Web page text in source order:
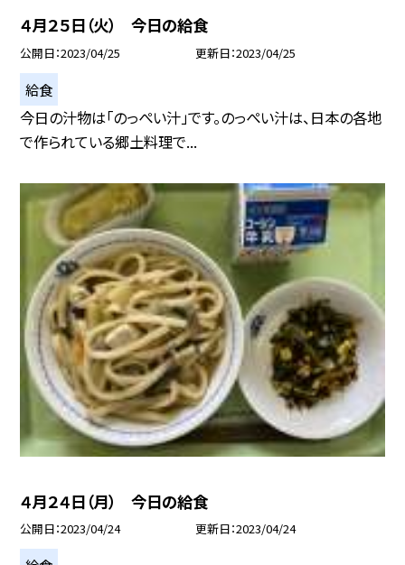
４月２５日（火） 今日の給食
公開日 2023/04/25 更新日 2023/04/25
給食
今日の汁物は「のっぺい汁」です。のっぺい汁は、日本の各地
で作られている郷土料理で...
４月２４日（月） 今日の給食
公開日 2023/04/24 更新日 2023/04/24